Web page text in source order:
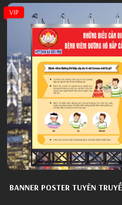
VIP
BANNER POSTER TUYÊN